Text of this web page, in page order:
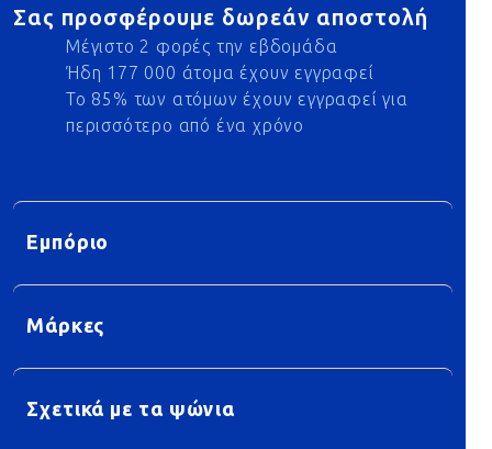
Σας προσφέρουμε δωρεάν αποστολή
Μέγιστο 2 φορές την εβδομάδα
Ήδη 177 000 άτομα έχουν εγγραφεί
Το 85% των ατόμων έχουν εγγραφεί για
περισσότερο από ένα χρόνο
Εμπόριο
Μάρκες
Σχετικά με τα ψώνια